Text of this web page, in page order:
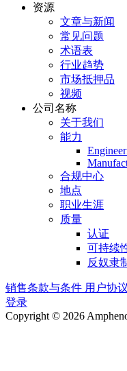
资源
文章与新闻
常见问题
术语表
行业趋势
市场抵押品
视频
公司名称
关于我们
能力
合规中心
地点
职业生涯
质量
认证
可持续
反奴隶
销售条款与条件 用户协议
登录
Copyright © 2026